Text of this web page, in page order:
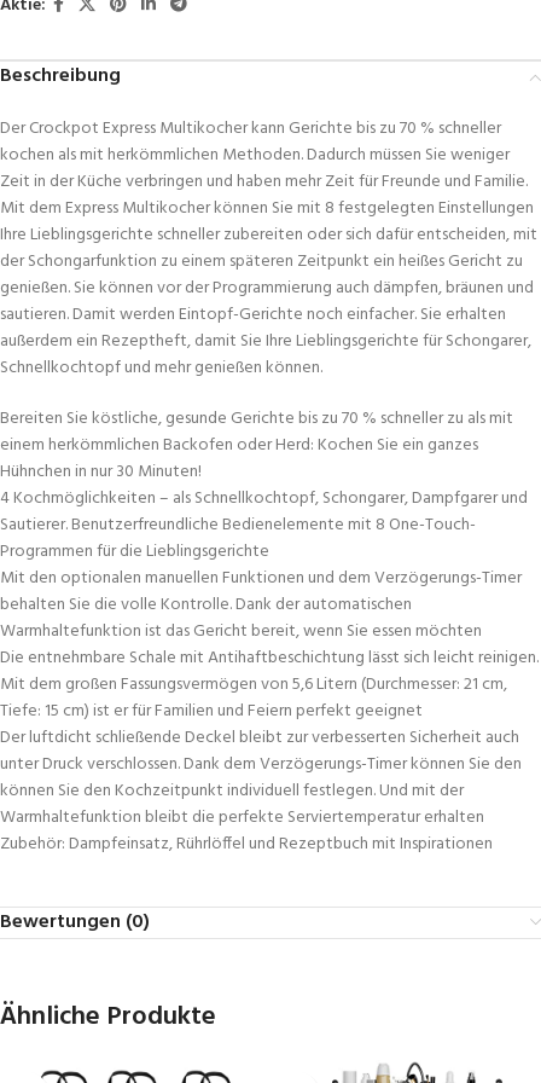
Beschreibung
Der Crockpot Express Multikocher kann Gerichte bis zu 70 % schneller
kochen als mit herkömmlichen Methoden. Dadurch müssen Sie weniger
Zeit in der Küche verbringen und haben mehr Zeit für Freunde und Familie.
Mit dem Express Multikocher können Sie mit 8 festgelegten Einstellungen
Ihre Lieblingsgerichte schneller zubereiten oder sich dafür entscheiden, mit
der Schongarfunktion zu einem späteren Zeitpunkt ein heißes Gericht zu
genießen. Sie können vor der Programmierung auch dämpfen, bräunen und
sautieren. Damit werden Eintopf-Gerichte noch einfacher. Sie erhalten
außerdem ein Rezeptheft, damit Sie Ihre Lieblingsgerichte für Schongarer,
Schnellkochtopf und mehr genießen können.
Bereiten Sie köstliche, gesunde Gerichte bis zu 70 % schneller zu als mit
einem herkömmlichen Backofen oder Herd: Kochen Sie ein ganzes
Hühnchen in nur 30 Minuten!
4 Kochmöglichkeiten – als Schnellkochtopf, Schongarer, Dampfgarer und
Sautierer. Benutzerfreundliche Bedienelemente mit 8 One-Touch-
Programmen für die Lieblingsgerichte
Mit den optionalen manuellen Funktionen und dem Verzögerungs-Timer
behalten Sie die volle Kontrolle. Dank der automatischen
Warmhaltefunktion ist das Gericht bereit, wenn Sie essen möchten
Die entnehmbare Schale mit Antihaftbeschichtung lässt sich leicht reinigen.
Mit dem großen Fassungsvermögen von 5,6 Litern (Durchmesser: 21 cm,
Tiefe: 15 cm) ist er für Familien und Feiern perfekt geeignet
Der luftdicht schließende Deckel bleibt zur verbesserten Sicherheit auch
unter Druck verschlossen. Dank dem Verzögerungs-Timer können Sie den
können Sie den Kochzeitpunkt individuell festlegen. Und mit der
Warmhaltefunktion bleibt die perfekte Serviertemperatur erhalten
Zubehör: Dampfeinsatz, Rührlöffel und Rezeptbuch mit Inspirationen
Bewertungen (0)
Ähnliche Produkte